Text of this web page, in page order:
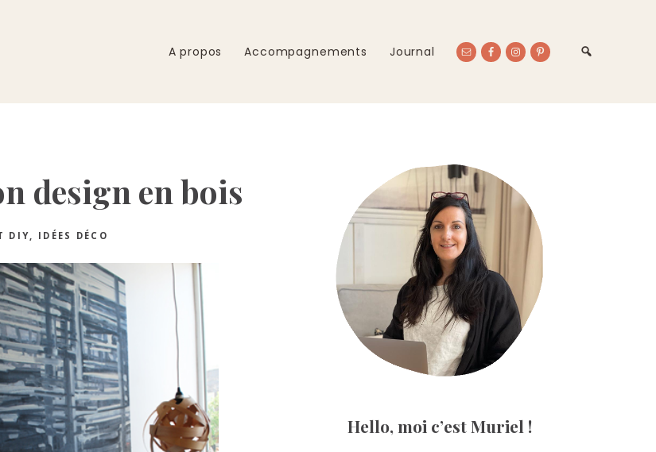
A propos Accompagnements Journal
design en bois
DIY, IDÉES DÉCO
Primary
Sidebar
Hello, moi c’est Muriel !